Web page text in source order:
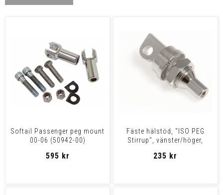
Softail Passenger peg mount
00-06 (50942-00)
595 kr
Fäste hälstöd, "ISO PEG
Stirrup", vänster/höger,
235 kr